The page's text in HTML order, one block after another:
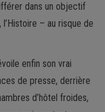
dans un objectif
– au risque de
enfin son vrai
de presse, derrière
d’hôtel froides,